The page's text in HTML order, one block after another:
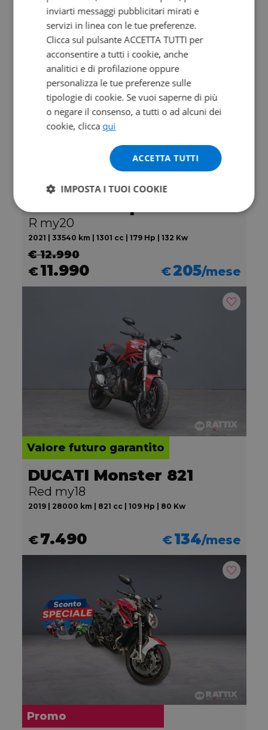
€
KTM 1290 Super Duke
R my20
2021 | 33540 km | 1301 cc | 179 Hp | 132 Kw
€ 12.990
€11.990 €205/mese
Valore futuro garantito
DUCATI Monster 821
Red my18
2019 | 28000 km | 821 cc | 109 Hp | 80 Kw
€7.490 €134/mese
Promo
inviarti messaggi pubblicitari mirati e
servizi in linea con le tue preferenze.
Clicca sul pulsante ACCETTA TUTTI per
acconsentire a tutti i cookie, anche
analitici e di profilazione oppure
personalizza le tue preferenze sulle
tipologie di cookie. Se vuoi saperne di più
o negare il consenso, a tutti o ad alcuni dei
cookie, clicca qui
ACCETTA TUTTI
IMPOSTA I TUOI COOKIE